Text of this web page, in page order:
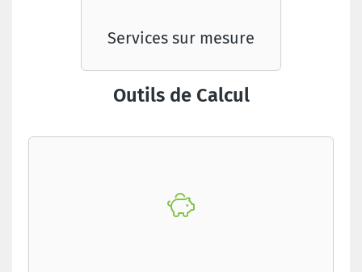
Services sur mesure
Outils de Calcul